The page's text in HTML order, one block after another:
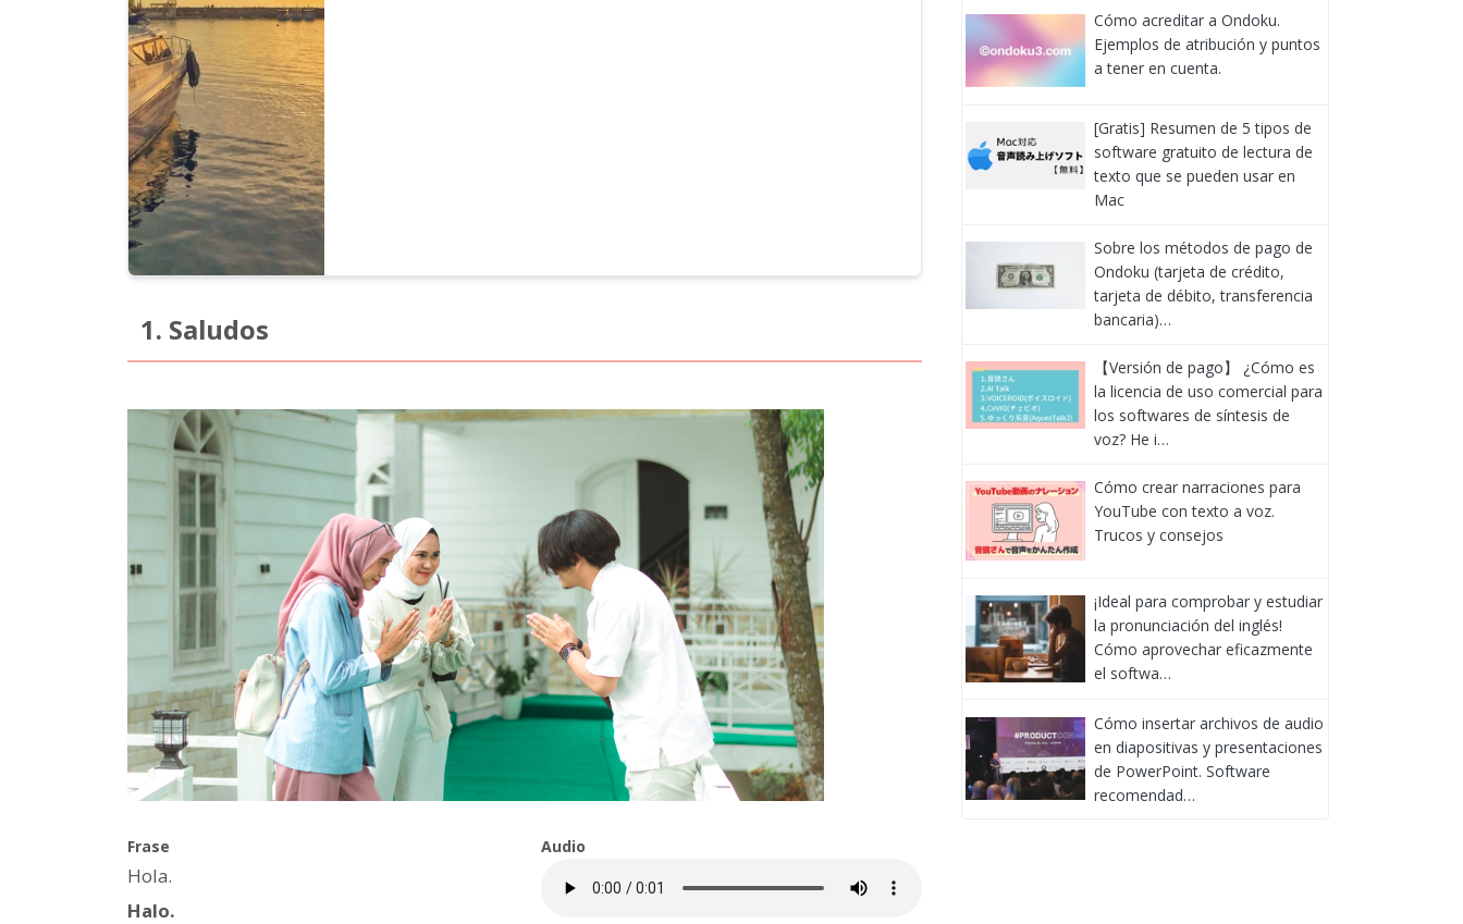
1. Saludos
Frase Audio
Hola.
Halo.
Cómo acreditar a Ondoku.
Ejemplos de atribución y puntos
a tener en cuenta.
[Gratis] Resumen de 5 tipos de
software gratuito de lectura de
texto que se pueden usar en
Mac
Sobre los métodos de pago de
Ondoku (tarjeta de crédito,
tarjeta de débito, transferencia
bancaria)…
【Versión de pago】 ¿Cómo es
la licencia de uso comercial para
los softwares de síntesis de
voz? He i…
Cómo crear narraciones para
YouTube con texto a voz.
Trucos y consejos
¡Ideal para comprobar y estudiar
la pronunciación del inglés!
Cómo aprovechar eficazmente
el softwa…
Cómo insertar archivos de audio
en diapositivas y presentaciones
de PowerPoint. Software
recomendad…